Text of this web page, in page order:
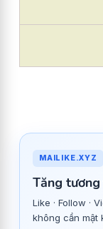
MAILIKE.XYZ
Tăng
Like · Follow ·
không cần mật